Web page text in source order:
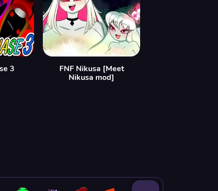
3
FNF Nikusa [Meet
Nikusa mod]